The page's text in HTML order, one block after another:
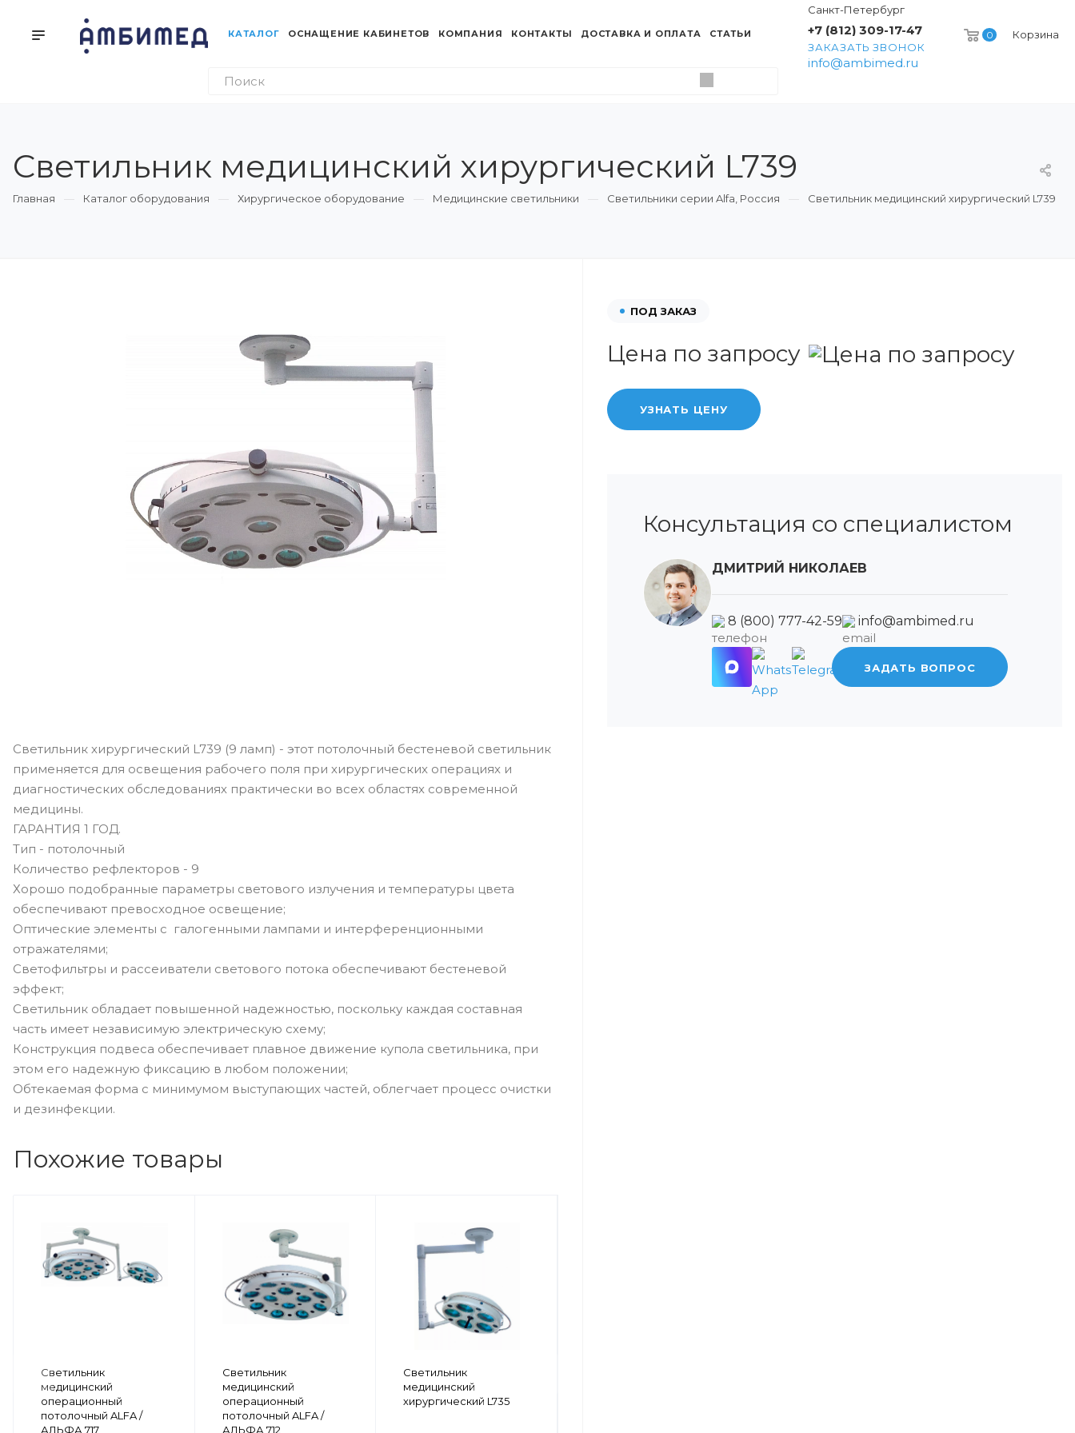
0 Корзина
Санкт-Петербург
+7 (812) 309-17-47
ЗАКАЗАТЬ ЗВОНОК
info@ambimed.ru
КАТАЛОГ ОСНАЩЕНИЕ КАБИНЕТОВ КОМПАНИЯ КОНТАКТЫ ДОСТАВКА И ОПЛАТА СТАТЬИ
Светильник медицинский хирургический L739
Главная Каталог оборудования Хирургическое оборудование Медицинские светильники Светильники серии Alfa, Россия Светильник медицинский хирургический L739
ПОД ЗАКАЗ
Цена по запросу
УЗНАТЬ ЦЕНУ
Консультация со специалистом
ДМИТРИЙ НИКОЛАЕВ
8 (800) 777-42-59 info@ambimed.ru
ЗАДАТЬ ВОПРОС
Светильник хирургический L739 (9 ламп) - этот потолочный бестеневой светильник
применяется для освещения рабочего поля при хирургических операциях и
диагностических обследованиях практически во всех областях современной
медицины.
ГАРАНТИЯ 1 ГОД.
Тип - потолочный
Количество рефлекторов - 9
Хорошо подобранные параметры светового излучения и температуры цвета
обеспечивают превосходное освещение;
Оптические элементы с галогенными лампами и интерференционными
отражателями;
Светофильтры и рассеиватели светового потока обеспечивают бестеневой
эффект;
Светильник обладает повышенной надежностью, поскольку каждая составная
часть имеет независимую электрическую схему;
Конструкция подвеса обеспечивает плавное движение купола светильника, при
этом его надежную фиксацию в любом положении;
Обтекаемая форма с минимумом выступающих частей, облегчает процесс очистки
и дезинфекции.
Похожие товары
Светильник
медицинский
операционный
потолочный ALFA /
АЛЬФА 717
Светильник
медицинский
операционный
потолочный ALFA /
АЛЬФА 712
Светильник
медицинский
хирургический L735